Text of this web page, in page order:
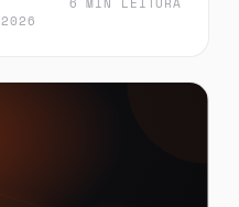
6 MIN LEITURA